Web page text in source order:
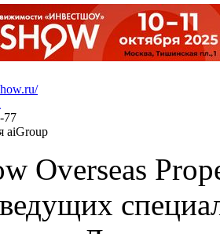
77
aiGroup